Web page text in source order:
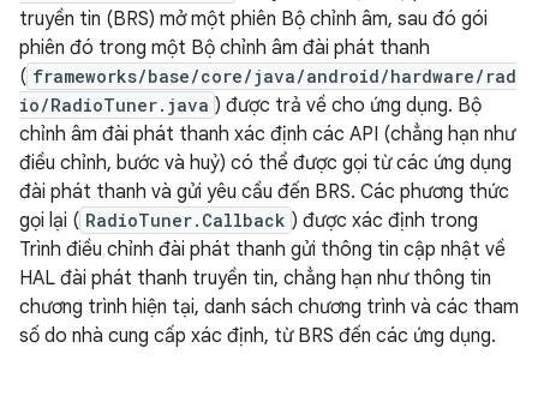
truyền tin (BRS) mở một phiên Bộ chỉnh âm, sau đó gói
phiên đó trong một Bộ chỉnh âm đài phát thanh
( frameworks/base/core/java/android/hardware/rad
io/RadioTuner.java ) được trả về cho ứng dụng. Bộ
chỉnh âm đài phát thanh xác định các API (chẳng hạn như
điều chỉnh, bước và huỷ) có thể được gọi từ các ứng dụng
đài phát thanh và gửi yêu cầu đến BRS. Các phương thức
gọi lại ( RadioTuner.Callback ) được xác định trong
Trình điều chỉnh đài phát thanh gửi thông tin cập nhật về
HAL đài phát thanh truyền tin, chẳng hạn như thông tin
chương trình hiện tại, danh sách chương trình và các tham
số do nhà cung cấp xác định, từ BRS đến các ứng dụng.